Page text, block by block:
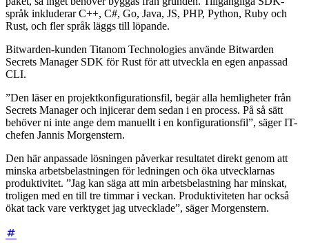
språk inkluderar C++, C#, Go, Java, JS, PHP, Python, Ruby och
Rust, och fler språk läggs till löpande.
Bitwarden-kunden Titanom Technologies använde Bitwarden
Secrets Manager SDK för Rust för att utveckla en egen anpassad
CLI.
”Den läser en projektkonfigurationsfil, begär alla hemligheter från
Secrets Manager och injicerar dem sedan i en process. På så sätt
behöver ni inte ange dem manuellt i en konfigurationsfil”, säger IT-
chefen Jannis Morgenstern.
Den här anpassade lösningen påverkar resultatet direkt genom att
minska arbetsbelastningen för ledningen och öka utvecklarnas
produktivitet. ”Jag kan säga att min arbetsbelastning har minskat,
troligen med en till tre timmar i veckan. Produktiviteten har också
ökat tack vare verktyget jag utvecklade”, säger Morgenstern.